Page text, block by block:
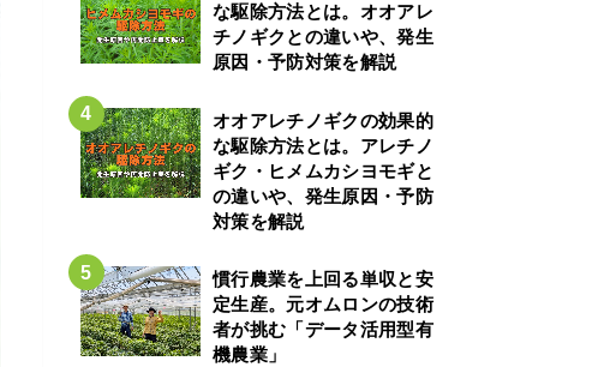
な駆除方法とは。オオアレ
チノギクとの違いや、発生
原因・予防対策を解説
オオアレチノギクの効果的
な駆除方法とは。アレチノ
ギク・ヒメムカシヨモギと
の違いや、発生原因・予防
対策を解説
慣行農業を上回る単収と安
定生産。元オムロンの技術
者が挑む「データ活用型有
機農業」